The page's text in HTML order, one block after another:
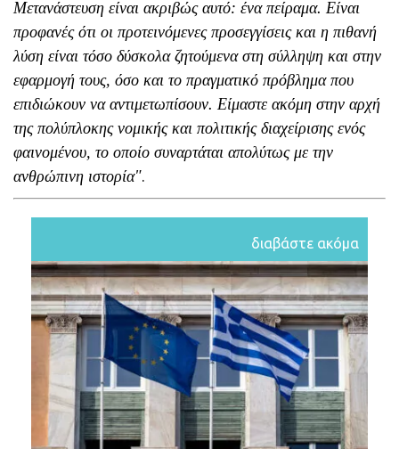
Μετανάστευση είναι ακριβώς αυτό: ένα πείραμα. Είναι
προφανές ότι οι προτεινόμενες προσεγγίσεις και η πιθανή
λύση είναι τόσο δύσκολα ζητούμενα στη σύλληψη και στην
εφαρμογή τους, όσο και το πραγματικό πρόβλημα που
επιδιώκουν να αντιμετωπίσουν. Είμαστε ακόμη στην αρχή
της πολύπλοκης νομικής και πολιτικής διαχείρισης ενός
φαινομένου, το οποίο συναρτάται απολύτως με την
ανθρώπινη ιστορία".
διαβάστε ακόμα